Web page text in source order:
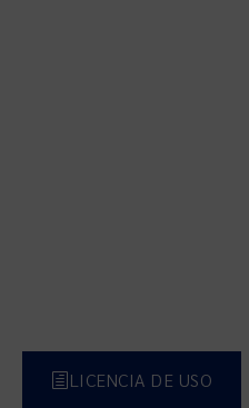
LICENCIA DE USO